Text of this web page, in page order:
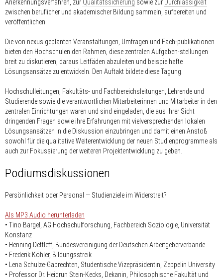
Anerkennungsverfahren, zur Qualitätssicherung sowie zur Durchlässigkeit
zwischen beruflicher und akademischer Bildung sammeln, aufbereiten und
veröffentlichen.
Die von nexus geplanten Veranstaltungen, Umfragen und Fach-publikationen
bieten den Hochschulen den Rahmen, diese zentralen Aufgaben-stellungen
breit zu diskutieren, daraus Leitfäden abzuleiten und beispielhafte
Lösungsansätze zu entwickeln. Den Auftakt bildete diese Tagung.
Hochschulleitungen, Fakultäts- und Fachbereichsleitungen, Lehrende und
Studierende sowie die verantwortlichen Mitarbeiterinnen und Mitarbeiter in den
zentralen Einrichtungen waren und sind eingeladen, die aus ihrer Sicht
dringenden Fragen sowie ihre Erfahrungen mit vielversprechenden lokalen
Lösungsansätzen in die Diskussion einzubringen und damit einen Anstoß
sowohl für die qualitative Weiterentwicklung der neuen Studienprogramme als
auch zur Fokussierung der weiteren Projektentwicklung zu geben.
Podiumsdiskussionen
Persönlichkeit oder Personal — Studienziele im Widerstreit?
Als MP3 Audio herunterladen
• Tino Bargel, AG Hochschulforschung, Fachbereich Soziologie, Universität
Konstanz
• Henning Dettleff, Bundesvereinigung der Deutschen Arbeitgeberverbände
• Frederik Köhler, Bildungsstreik
• Lena Schulze-Gabrechten, Studentische Vizepräsidentin, Zeppelin University
• Professor Dr. Heidrun Stein-Kecks, Dekanin, Philosophische Fakultät und